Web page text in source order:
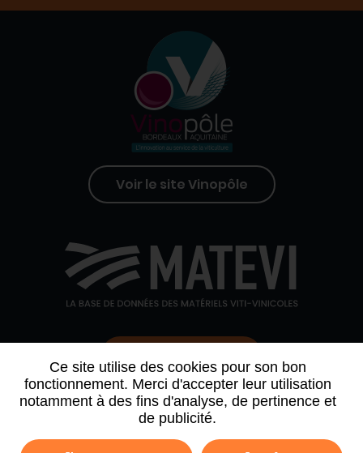
Ce site utilise des cookies pour son bon
fonctionnement. Merci d'accepter leur utilisation
notamment à des fins d'analyse, de pertinence et
de publicité.
Voir le site Vinopôle
QUI SOMMES-NOUS AGENDA
ARCHIVE NEWSLETTER